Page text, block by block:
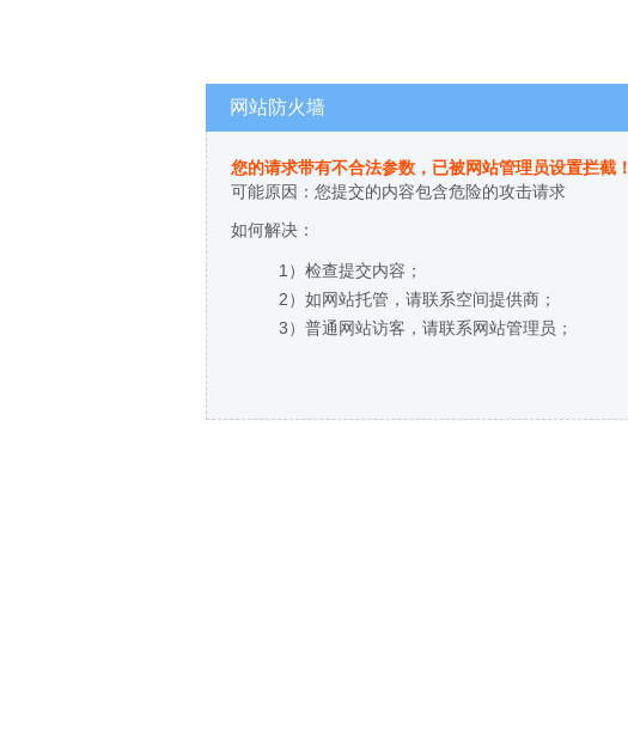
网站防火墙
您的请求带有不合法参数，已被网站管理员设置拦截！
可能原因：您提交的内容包含危险的攻击请求
如何解决：
1）检查提交内容；
2）如网站托管，请联系空间提供商；
3）普通网站访客，请联系网站管理员；